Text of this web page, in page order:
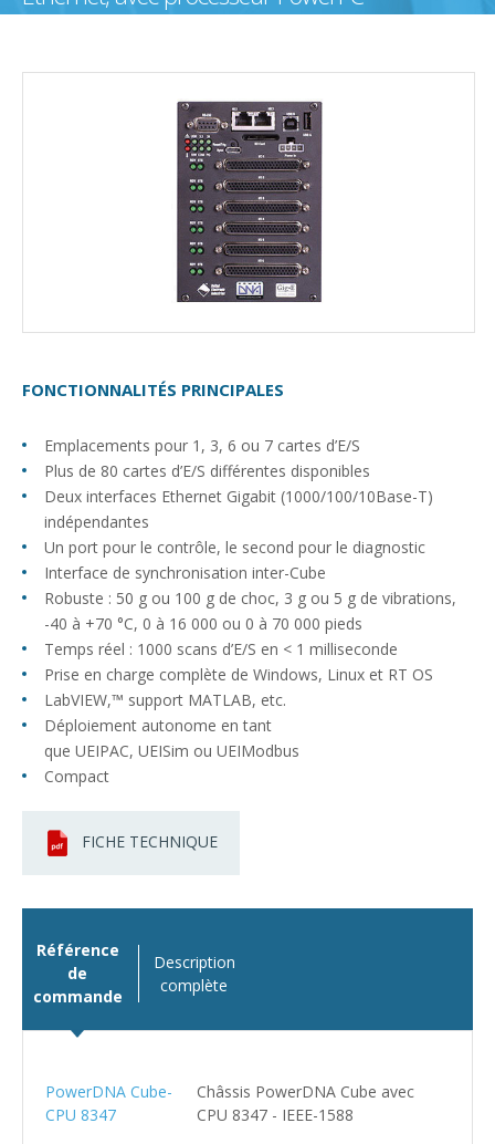
FONCTIONNALITÉS PRINCIPALES
Emplacements pour 1, 3, 6 ou 7 cartes d’E/S
Plus de 80 cartes d’E/S différentes disponibles
Deux interfaces Ethernet Gigabit (1000/100/10Base-T)
indépendantes
Un port pour le contrôle, le second pour le diagnostic
Interface de synchronisation inter-Cube
Robuste : 50 g ou 100 g de choc, 3 g ou 5 g de vibrations,
-40 à +70 °C, 0 à 16 000 ou 0 à 70 000 pieds
Temps réel : 1000 scans d’E/S en < 1 milliseconde
Prise en charge complète de Windows, Linux et RT OS
LabVIEW,™ support MATLAB, etc.
Déploiement autonome en tant
que UEIPAC, UEISim ou UEIModbus
Compact
FICHE TECHNIQUE
Référence
de
commande
Description
complète
PowerDNA Cube-
CPU 8347
Châssis PowerDNA Cube avec
CPU 8347 - IEEE-1588